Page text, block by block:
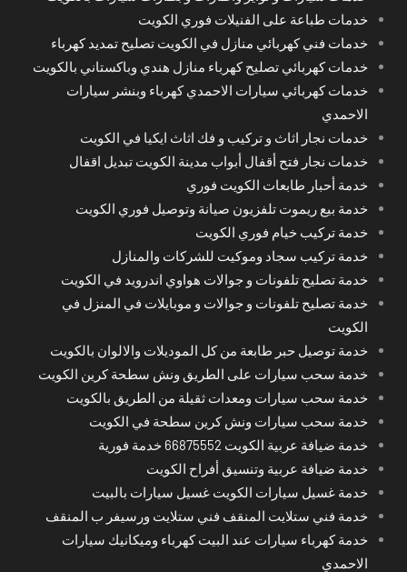
خدمات طباعة على الفنيلات فوري الكويت
خدمات فني كهربائي منازل في الكويت تصليح تمديد كهرباء
خدمات كهربائي تصليح كهرباء منازل هندي وباكستاني بالكويت
خدمات كهربائي سيارات الاحمدي كهرباء وبنشر سيارات
الاحمدي
خدمات نجار اثاث و تركيب و فك اثاث ايكيا في الكويت
خدمات نجار فتح أقفال أبواب مدينة الكويت تبديل اقفال
خدمة أحبار طابعات الكويت فوري
خدمة بيع ريموت تلفزيون صيانة وتوصيل فوري الكويت
خدمة تركيب خيام فوري الكويت
خدمة تركيب سجاد وموكيت للشركات والمنازل
خدمة تصليح تلفونات و جوالات هواوي اندرويد في الكويت
خدمة تصليح تلفونات و جوالات و موبايلات في المنزل في
الكويت
خدمة توصيل حبر طابعة من كل الموديلات والالوان بالكويت
خدمة سحب سيارات على الطريق ونش سطحة كرين الكويت
خدمة سحب سيارات ومعدات ثقيلة من الطريق بالكويت
خدمة سحب سيارات ونش كرين سطحة في الكويت
خدمة ضيافة عربية الكويت 66875552 خدمة فورية
خدمة ضيافة عربية وتنسيق أفراح الكويت
خدمة غسيل سيارات الكويت غسيل سيارات بالبيت
خدمة فني ستلايت المنقف فني ستلايت ورسيفر ب المنقف
خدمة كهرباء سيارات عند البيت كهرباء وميكانيك سيارات
الاحمدي